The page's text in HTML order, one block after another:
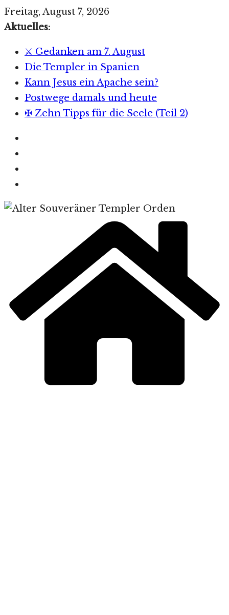
Zum
Inhalt
Freitag, August 7, 2026
Aktuelles:
⚔️ Gedanken am 7. August
Die Templer in Spanien
Kann Jesus ein Apache sein?
Postwege damals und heute
✠ Zehn Tipps für die Seele (Teil 2)